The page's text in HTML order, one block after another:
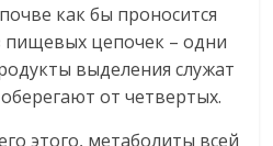
как бы проносится
цепочек – одни
выделения служат
от четвертых.
этого, метаболиты всей